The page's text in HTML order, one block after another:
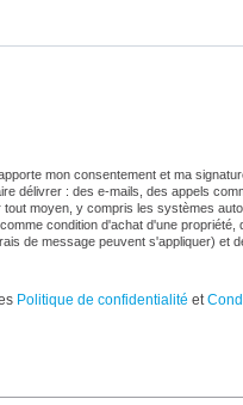
un robot.
mon consentement et ma
délivrer : des e-mails, des appels
moyen, y compris les systèmes
condition d'achat d'une
de message peuvent s'appliquer) et
Politique de confidentialité et